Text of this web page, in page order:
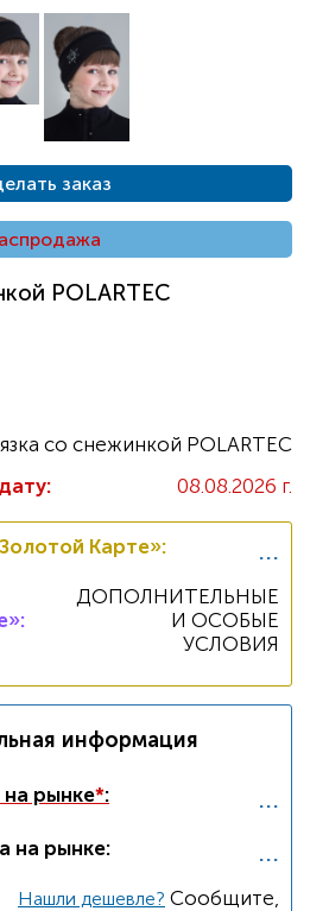
заказ
POLARTEC
со снежинкой POLARTEC
08.08.2026 г.
Карте»: ...
:
ДОПОЛНИТЕЛЬНЫЕ
И ОСОБЫЕ
УСЛОВИЯ
информация
рынке*: ...
на рынке: ...
Нашли дешевле? Cообщите,